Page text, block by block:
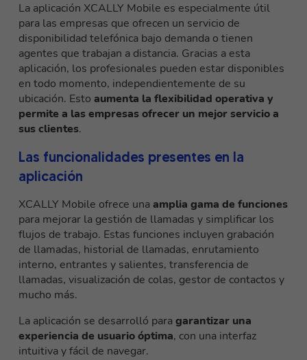
La aplicación XCALLY Mobile es especialmente útil
para las empresas que ofrecen un servicio de
disponibilidad telefónica bajo demanda o tienen
agentes que trabajan a distancia. Gracias a esta
aplicación, los profesionales pueden estar disponibles
en todo momento, independientemente de su
ubicación. Esto aumenta la flexibilidad operativa y
permite a las empresas ofrecer un mejor servicio a
sus clientes.
Las funcionalidades presentes en la
aplicación
XCALLY Mobile ofrece unaamplia gama de funciones
para mejorar la gestión de llamadas y simplificar los
flujos de trabajo. Estas funciones incluyen grabación
de llamadas, historial de llamadas, enrutamiento
interno, entrantes y salientes, transferencia de
llamadas, visualización de colas, gestor de contactos y
mucho más.
La aplicación se desarrolló paragarantizar una
experiencia de usuario óptima, con una interfaz
intuitiva y fácil de navegar.